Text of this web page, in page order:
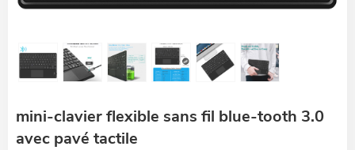
mini-clavier flexible sans fil blue-tooth 3.0
avec pavé tactile